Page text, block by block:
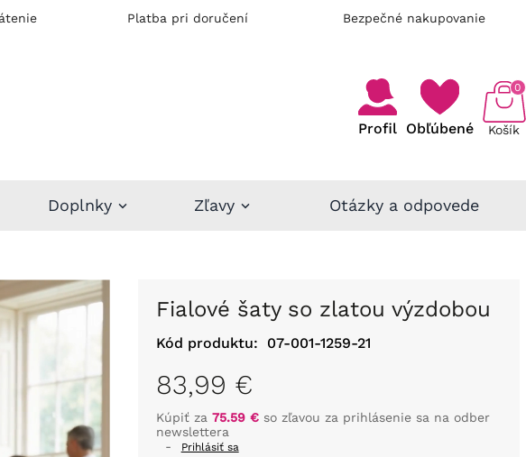
Platba pri doručení Bezpečné nakupovanie
Profil Obľúbené Košík
0
Doplnky Zľavy Otázky a odpovede
Fialové šaty so zlatou výzdobou
Kód produktu: 07-001-1259-21
83,99 €
Kúpiť za 75.59 €so zľavou za prihlásenie sa na odber
newslettera
-
Prihlásiť sa